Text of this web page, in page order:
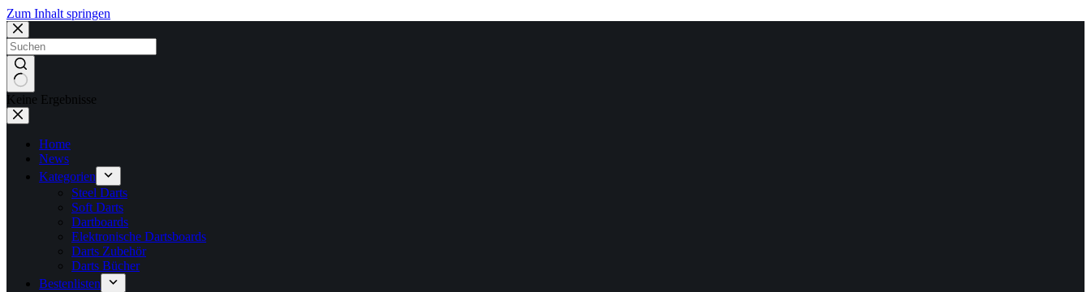
Zum Inhalt springen
Keine Ergebnisse
Home
News
Kategorien
Steel Darts
Soft Darts
Dartboards
Elektronische Dartsboards
Darts Zubehör
Darts Bücher
Bestenlisten